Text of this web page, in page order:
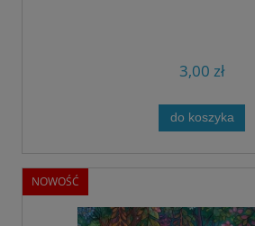
3,00 zł
do koszyka
NOWOŚĆ